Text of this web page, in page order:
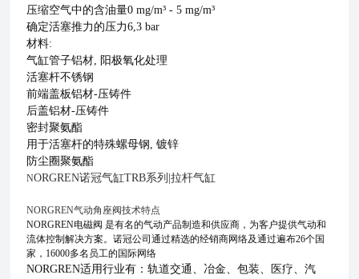
压缩空气中的含油量0 mg/m³ - 5 mg/m³
确定活塞推力的压力6,3 bar
材料:
气缸管子铝材, 阳极氧化处理
活塞杆不锈钢
前端盖板铝材-压铸件
后盖铝材-压铸件
密封聚氨酯
用于活塞杆的特殊螺母钢, 镀锌
防尘圈聚氨酯
NORGREN诺冠气缸TRB系列|拉杆气缸
NORGREN气动角座阀技术特点
NORGREN电磁阀 是有名的气动产品制造和供应商，为客户提供气动和
流体控制解决方案。诺冠公司通过精选的经销商网络及通过遍布26个国
家，16000多名员工的国际网络
NORGREN适用行业有：轨道交通、冶金、包装、医疗、汽